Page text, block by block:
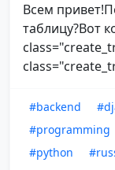
Всем
таблицу?Вот
#backend
#programming
#python